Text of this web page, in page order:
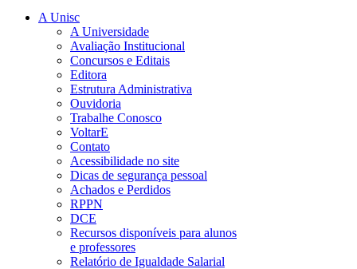
A Unisc
A Universidade
Avaliação Institucional
Concursos e Editais
Editora
Estrutura Administrativa
Ouvidoria
Trabalhe Conosco
VoltarE
Contato
Acessibilidade no site
Dicas de segurança pessoal
Achados e Perdidos
RPPN
DCE
Recursos disponíveis para alunos
e professores
Relatório de Igualdade Salarial